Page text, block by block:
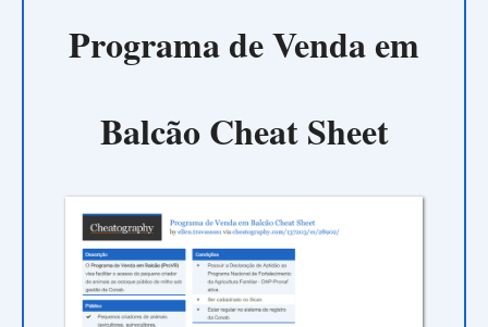
Programa de Venda em
Balcão Cheat Sheet